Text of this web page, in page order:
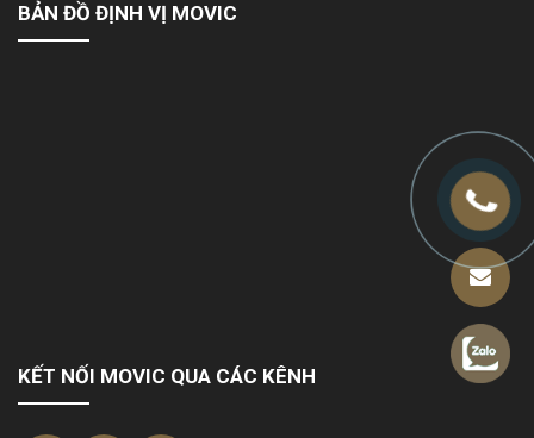
BẢN ĐỒ ĐỊNH VỊ MOVIC
KẾT NỐI MOVIC QUA CÁC KÊNH